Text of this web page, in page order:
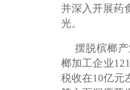
并深入开展药
光。
摆脱槟榔
榔加工企业
税收在10亿元